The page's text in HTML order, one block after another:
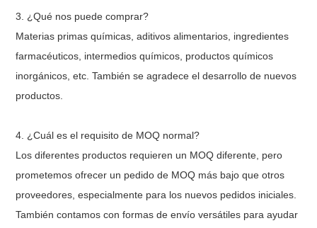
3. ¿Qué nos puede comprar?
Materias primas químicas, aditivos alimentarios, ingredientes
farmacéuticos, intermedios químicos, productos químicos
inorgánicos, etc. También se agradece el desarrollo de nuevos
productos.
4. ¿Cuál es el requisito de MOQ normal?
Los diferentes productos requieren un MOQ diferente, pero
prometemos ofrecer un pedido de MOQ más bajo que otros
proveedores, especialmente para los nuevos pedidos iniciales.
También contamos con formas de envío versátiles para ayudar